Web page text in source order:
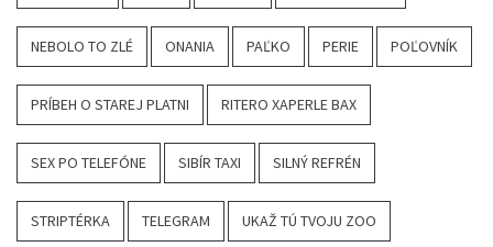
NEBOLO TO ZLÉ ONANIA PAĽKO PERIE POĽOVNÍK
PRÍBEH O STAREJ PLATNI RITERO XAPERLE BAX
SEX PO TELEFÓNE SIBÍR TAXI SILNÝ REFRÉN
STRIPTÉRKA TELEGRAM UKAŽ TÚ TVOJU ZOO